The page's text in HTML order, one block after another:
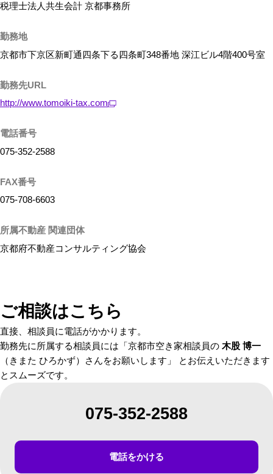
税理士法人共生会計 京都事務所
勤務地
京都市下京区新町通四条下る四条町348番地 深江ビル4階400号室
勤務先URL
http://www.tomoiki-tax.com
電話番号
075-352-2588
FAX番号
075-708-6603
所属不動産 関連団体
京都府不動産コンサルティング協会
ご相談はこちら
直接、相談員に電話がかかります。
勤務先に所属する相談員には「京都市空き家相談員の 木股 博一
（きまた ひろかず）さんをお願いします」 とお伝えいただきます
とスムーズです。
075-352-2588
電話をかける